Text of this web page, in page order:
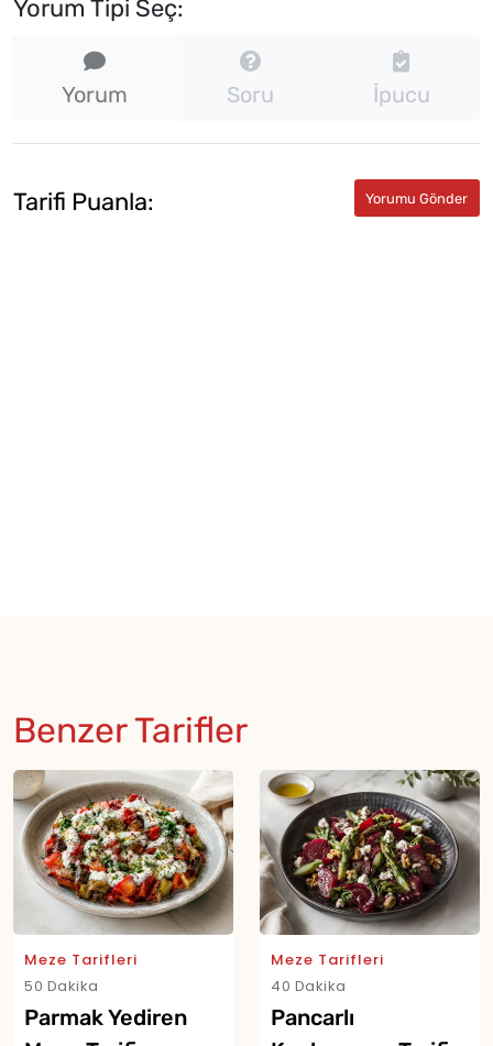
Yorum Tipi Seç:
Yorum Soru İpucu
Tarifi Puanla:
Benzer Tarifler
Meze Tarifleri
50 Dakika
Parmak Yediren
Meze Tarifleri
40 Dakika
Pancarlı